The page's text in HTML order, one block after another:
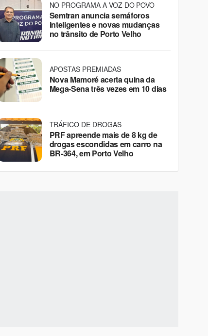
NO PROGRAMA A VOZ DO POVO
Semtran anuncia semáforos
inteligentes e novas mudanças
no trânsito de Porto Velho
APOSTAS PREMIADAS
Nova Mamoré acerta quina da
Mega-Sena três vezes em 10 dias
TRÁFICO DE DROGAS
PRF apreende mais de 8 kg de
drogas escondidas em carro na
BR-364, em Porto Velho